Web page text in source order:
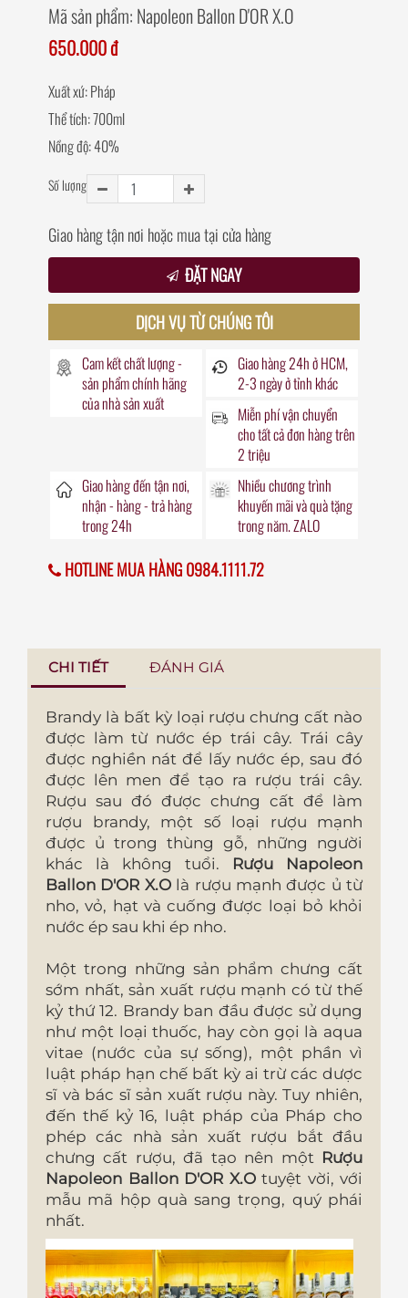
Mã sản phẩm: Napoleon Ballon D'OR X.O
650.000 đ
Xuất xứ: Pháp
Thể tích: 700ml
Nồng độ: 40%
Số lượng
Giao hàng tận nơi hoặc mua tại cửa hàng
ĐẶT NGAY
DỊCH VỤ TỪ CHÚNG TÔI
Cam kết chất lượng -
sản phẩm chính hãng
của nhà sản xuất
Giao hàng24hở HCM,
2-3 ngày ở tỉnh khác
Miễn phí vận chuyển
cho tất cả đơn hàng trên
2 triệu
Giao hàng đếntận nơi,
nhận - hàng - trả hàng
trong24h
Nhiều chương trình
khuyến mãivà quà tặng
trong năm. ZALO
HOTLINE MUA HÀNG 0984.1111.72
CHI TIẾT ĐÁNH GIÁ
Brandy là bất kỳ loại rượu chưng cất nào
được làm từ nước ép trái cây. Trái cây
được nghiền nát để lấy nước ép, sau đó
được lên men để tạo ra rượu trái cây.
Rượu sau đó được chưng cất để làm
rượu brandy, một số loại rượu mạnh
được ủ trong thùng gỗ, những người
khác là không tuổi. Rượu Napoleon
Ballon D'OR X.Olà rượu mạnh được ủ từ
nho, vỏ, hạt và cuống được loại bỏ khỏi
nước ép sau khi ép nho.
Một trong những sản phẩm chưng cất
sớm nhất, sản xuất rượu mạnh có từ thế
kỷ thứ 12. Brandy ban đầu được sử dụng
như một loại thuốc, hay còn gọi là aqua
vitae (nước của sự sống), một phần vì
luật pháp hạn chế bất kỳ ai trừ các dược
sĩ và bác sĩ sản xuất rượu này. Tuy nhiên,
đến thế kỷ 16, luật pháp của Pháp cho
phép các nhà sản xuất rượu bắt đầu
chưng cất rượu, đã tạo nên một Rượu
Napoleon Ballon D'OR X.Otuyệt vời, với
mẫu mã hộp quà sang trọng, quý phái
nhất.